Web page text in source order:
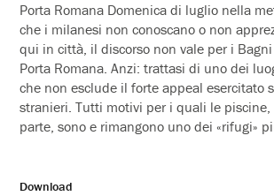
Porta Romana Domenica di luglio nella
che i milanesi non conoscano o non
qui in città, il discorso non vale per i
Porta Romana. Anzi: trattasi di uno dei
che non esclude il forte appeal esercitato
stranieri. Tutti motivi per i quali le
parte, sono e rimangono uno dei «rifugi»
Download